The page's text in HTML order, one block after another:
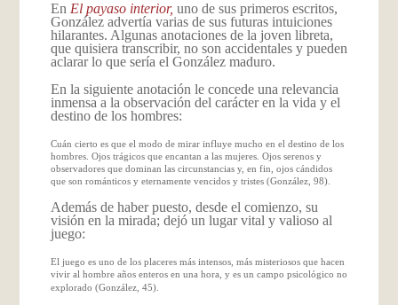
En El payaso interior, uno de sus primeros escritos,
González advertía varias de sus futuras intuiciones
hilarantes. Algunas anotaciones de la joven libreta,
que quisiera transcribir, no son accidentales y pueden
aclarar lo que sería el González maduro.
En la siguiente anotación le concede una relevancia
inmensa a la observación del carácter en la vida y el
destino de los hombres:
Cuán cierto es que el modo de mirar influye mucho en el destino de los
hombres. Ojos trágicos que encantan a las mujeres. Ojos serenos y
observadores que dominan las circunstancias y, en fin, ojos cándidos
que son románticos y eternamente vencidos y tristes (González, 98).
Además de haber puesto, desde el comienzo, su
visión en la mirada; dejó un lugar vital y valioso al
juego:
El juego es uno de los placeres más intensos, más misteriosos que hacen
vivir al hombre años enteros en una hora, y es un campo psicológico no
explorado (González, 45).